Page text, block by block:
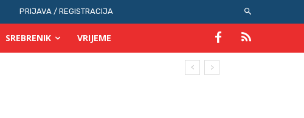
PRIJAVA / REGISTRACIJA
SREBRENIK VRIJEME